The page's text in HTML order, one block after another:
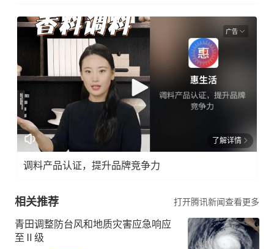
广告
了解详情
调料产品认证，提升品牌竞争力
相关推荐 打开腾讯新闻查看更多
青田调整防台风和地质灾害应急响应
至Ⅱ级